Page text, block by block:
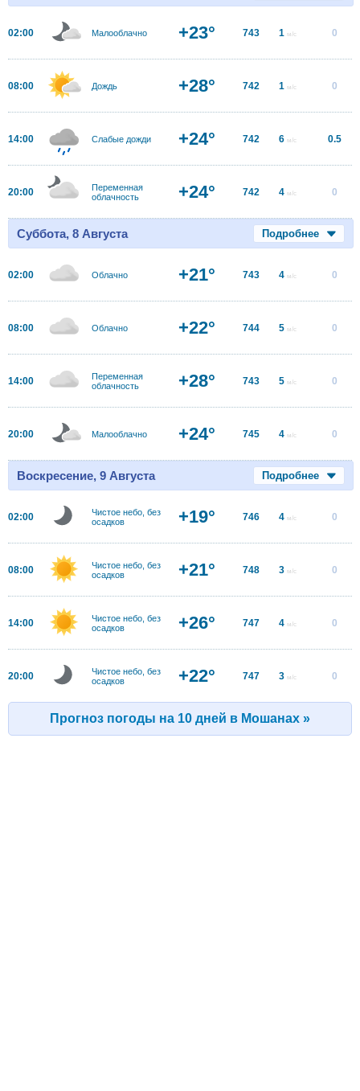
02:00 Малооблачно +23° 743 1 м/с 0
08:00 Дождь +28° 742 1 м/с 0
14:00 Слабые дожди +24° 742 6 м/с 0.5
20:00
Переменная
облачность
+24° 742 4 м/с 0
Суббота, 8 Августа Подробнее
02:00 Облачно +21° 743 4 м/с 0
08:00 Облачно +22° 744 5 м/с 0
14:00
Переменная
облачность
+28° 743 5 м/с 0
20:00 Малооблачно +24° 745 4 м/с 0
Воскресение, 9 Августа Подробнее
02:00
Чистое небо, без
осадков
+19° 746 4 м/с 0
08:00
Чистое небо, без
осадков
+21° 748 3 м/с 0
14:00
Чистое небо, без
осадков
+26° 747 4 м/с 0
20:00
Чистое небо, без
осадков
+22° 747 3 м/с 0
Прогноз погоды на 10 дней в Мошанах »